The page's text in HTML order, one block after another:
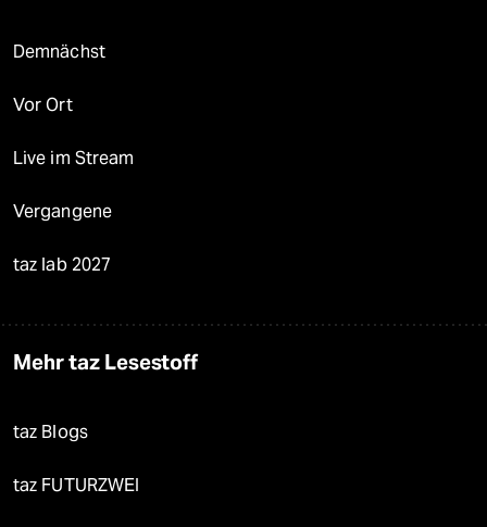
Demnächst
Vor Ort
Live im Stream
Vergangene
taz lab 2027
Mehr taz Lesestoff
taz Blogs
taz FUTURZWEI